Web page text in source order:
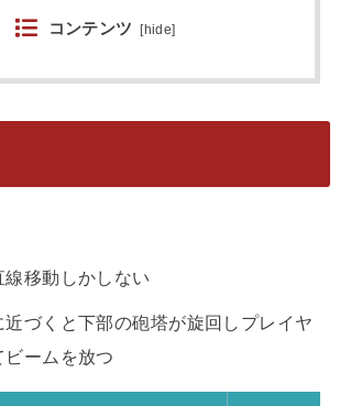
コンテンツ [hide]
線移動しかしない
近づくと下部の砲塔が旋回しプレイヤ
ビームを放つ